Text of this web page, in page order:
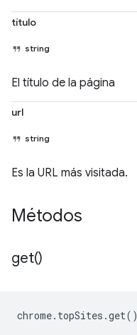
título
string
El título de la página
url
string
Es la URL más visitada.
Métodos
get()
chrome. topSites .get()